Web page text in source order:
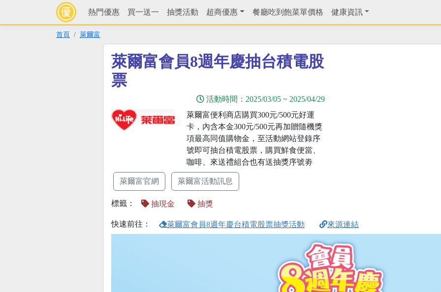
熱門優惠 買一送一 抽獎活動 超商優惠 餐廳吃到飽菜單價格 健康資訊
首頁 萊爾富
萊爾富會員8週年慶抽台積電股
票
活動時間： 2025/03/05 ~ 2025/04/29
萊爾富便利商店購買300元/500元好運
卡，內含本金300元/500元再加贈隨機獎
項最高同值購物金，至活動網站登錄序
號即可抽台積電股票，購買鮮食便當、
咖啡、來送禮組合也有送抽獎序號劵
萊爾富官網 萊爾富活動訊息
標籤： 抽現金 抽獎
快速前往： 萊爾富會員8週年慶台積電股票抽獎活動 來源連結